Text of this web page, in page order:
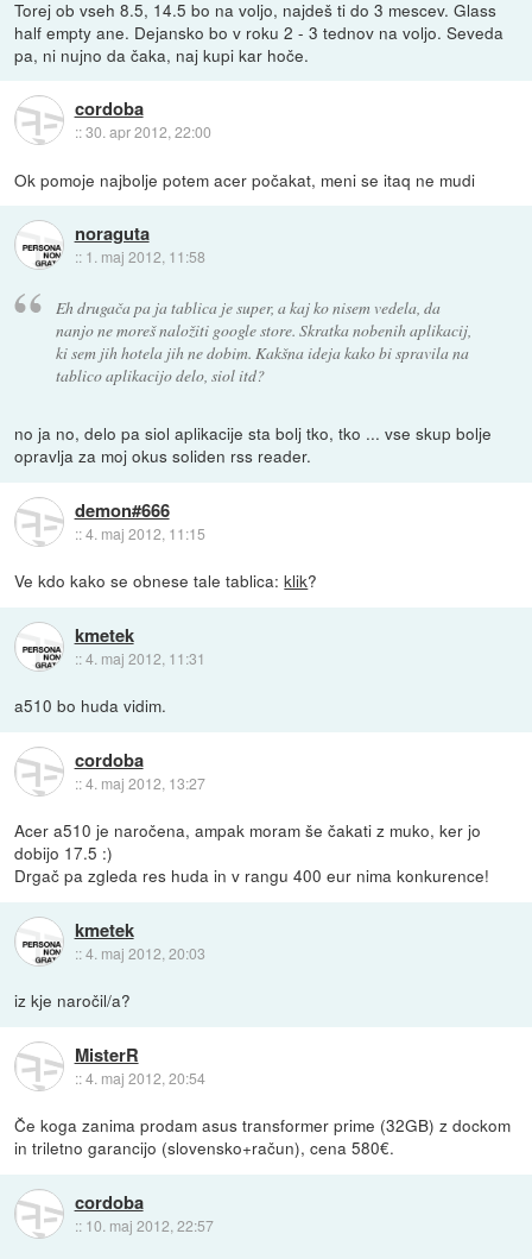
Torej ob vseh 8.5, 14.5 bo na voljo, najdeš ti do 3 mescev. Glass
half empty ane. Dejansko bo v roku 2 - 3 tednov na voljo. Seveda
pa, ni nujno da čaka, naj kupi kar hoče.
cordoba
::30. apr 2012, 22:00
Ok pomoje najbolje potem acer počakat, meni se itaq ne mudi
noraguta
:: 1. maj 2012, 11:58
Eh drugača pa ja tablica je super, a kaj ko nisem vedela, da
nanjo ne moreš naložiti google store. Skratka nobenih aplikacij,
ki sem jih hotela jih ne dobim. Kakšna ideja kako bi spravila na
tablico aplikacijo delo, siol itd?
no ja no, delo pa siol aplikacije sta bolj tko, tko ... vse skup bolje
opravlja za moj okus soliden rss reader.
demon#666
::4. maj 2012, 11:15
Ve kdo kako se obnese tale tablica:klik?
kmetek
::4. maj 2012, 11:31
a510 bo huda vidim.
cordoba
::4. maj 2012, 13:27
Acer a510 je naročena, ampak moram še čakati z muko, ker jo
dobijo 17.5 :)
Drgač pa zgleda res huda in v rangu 400 eur nima konkurence!
kmetek
::4. maj 2012, 20:03
iz kje naročil/a?
MisterR
::4. maj 2012, 20:54
Če koga zanima prodam asus transformer prime (32GB) z dockom
in triletno garancijo (slovensko+račun), cena 580€.
cordoba
:: 10. maj 2012, 22:57